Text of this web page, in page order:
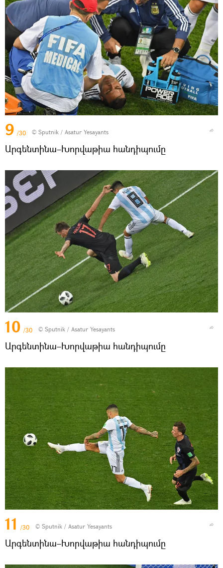
9 /30 © Sputnik / Asatur Yesayants
Արգենտինա–Խորվաթիա հանդիպումը
10 /30 © Sputnik / Asatur Yesayants
Արգենտինա–Խորվաթիա հանդիպումը
11 /30 © Sputnik / Asatur Yesayants
Արգենտինա–Խորվաթիա հանդիպումը